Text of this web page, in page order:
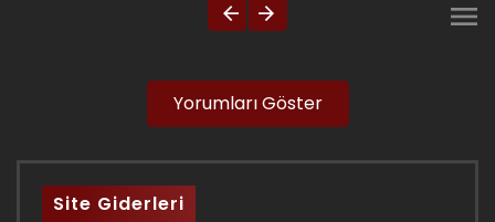
Yorumları Göster
Site Giderleri